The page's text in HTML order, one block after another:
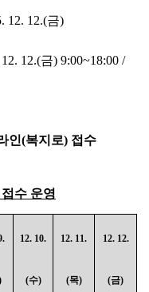
12. 12.(금)
12.(금) 9:00~18:00 /
인(복지로) 접수
수 운영
12. 10.
(수)
12. 11.
(목)
12. 12.
(금)